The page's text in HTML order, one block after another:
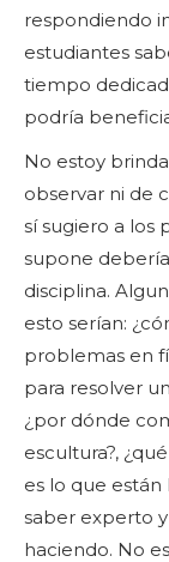
respondiendo
estudiantes
tiempo
podría
No estoy
observar ni de
sí sugiero a los
supone
disciplina.
esto serían:
problemas en
para resolver
¿por dónde
escultura?,
es lo que están
saber experto
haciendo. No